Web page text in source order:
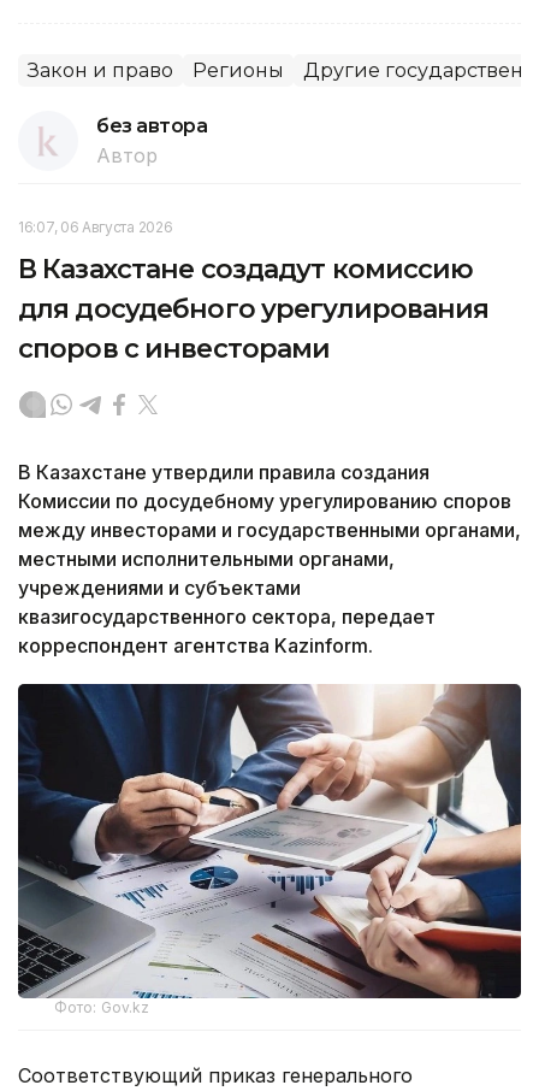
Закон и право Регионы Другие
без автора
Автор
16:07, 06 Августа 2026
В Казахстане создадут комиссию
для досудебного урегулирования
споров с инвесторами
В Казахстане утвердили правила создания
Комиссии по досудебному урегулированию споров
между инвесторами и государственными органами,
местными исполнительными органами,
учреждениями и субъектами
квазигосударственного сектора, передает
корреспондент агентства Kazinform.
Фото: Gov.kz
Соответствующий приказ генерального